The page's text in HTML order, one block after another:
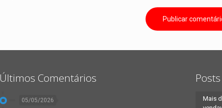
Últimos Comentários
05/05/2026
Mais